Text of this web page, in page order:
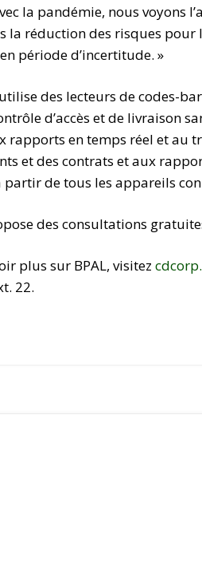
la pandémie, nous voyons
la réduction des risques pour
période d’incertitude. »
des lecteurs de codes-
d’accès et de livraison
rapports en temps réel et au
et des contrats et aux
partir de tous les appareils
des consultations
plus sur BPAL, visitez
22.